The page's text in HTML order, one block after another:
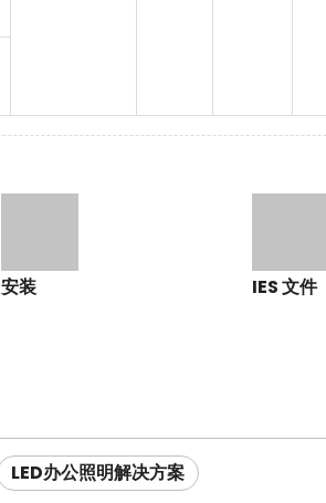
安装 IES 文件
LED办公照明解决方案